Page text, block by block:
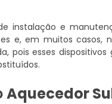
instalação e
e, em muitos casos,
pois esses
Aquecedor